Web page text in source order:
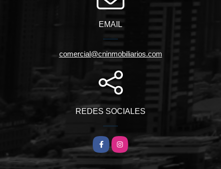
EMAIL
comercial@cninmobiliarios.com
REDES SOCIALES
FacebookInstagram